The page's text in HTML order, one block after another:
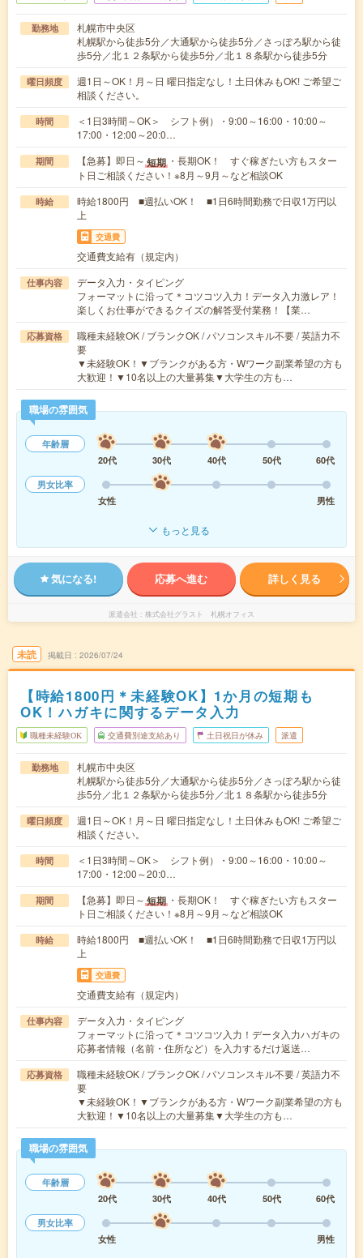
勤務地
札幌市中央区
札幌駅から徒歩5分／大通駅から徒歩5分／さっぽろ駅から徒
歩5分／北１２条駅から徒歩5分／北１８条駅から徒歩5分
曜日頻度
週1日～OK！月～日 曜日指定なし！土日休みもOK! ご希望ご
相談ください。
時間
＜1日3時間～OK＞ シフト例）・9:00～16:00・10:00～
17:00・12:00～20:0…
期間 【急募】即日～ 短期 ・長期OK！ すぐ稼ぎたい方もスター
ト日ご相談ください！※8月～9月～など相談OK
時給
時給1800円 ■週払いOK！ ■1日6時間勤務で日収1万円以
上
交通費
交通費支給有（規定内）
仕事内容
データ入力・タイピング
フォーマットに沿って＊コツコツ入力！データ入力激レア！
楽しくお仕事ができるクイズの解答受付業務！【業…
応募資格
職種未経験OK / ブランクOK / パソコンスキル不要 / 英語力不
要
▼未経験OK！▼ブランクがある方・Wワーク副業希望の方も
大歓迎！▼10名以上の大量募集▼大学生の方も…
職場の雰囲気
年齢層
20代
30代 40代 50代
60代
男女比率
女性
男性
もっと見る
気になる! 応募へ進む 詳しく見る
派遣会社 株式会社グラスト 札幌オフィス
未読 掲載日 2026/07/24
【時給1800円＊未経験OK】1か月の短期も
OK！ハガキに関するデータ入力
職種未経験OK 交通費別途支給あり 土日祝日が休み 派遣
勤務地
札幌市中央区
札幌駅から徒歩5分／大通駅から徒歩5分／さっぽろ駅から徒
歩5分／北１２条駅から徒歩5分／北１８条駅から徒歩5分
曜日頻度
週1日～OK！月～日 曜日指定なし！土日休みもOK! ご希望ご
相談ください。
時間
＜1日3時間～OK＞ シフト例）・9:00～16:00・10:00～
17:00・12:00～20:0…
期間 【急募】即日～ 短期 ・長期OK！ すぐ稼ぎたい方もスター
ト日ご相談ください！※8月～9月～など相談OK
時給
時給1800円 ■週払いOK！ ■1日6時間勤務で日収1万円以
上
交通費
交通費支給有（規定内）
仕事内容
データ入力・タイピング
フォーマットに沿って＊コツコツ入力！データ入力ハガキの
応募者情報（名前・住所など）を入力するだけ返送…
応募資格
職種未経験OK / ブランクOK / パソコンスキル不要 / 英語力不
要
▼未経験OK！▼ブランクがある方・Wワーク副業希望の方も
大歓迎！▼10名以上の大量募集▼大学生の方も…
職場の雰囲気
年齢層
20代
30代 40代 50代
60代
男女比率
女性
男性